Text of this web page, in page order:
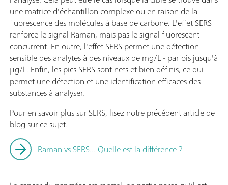
une matrice d'échantillon complexe ou en raison de la
fluorescence des molécules à base de carbone. L'effet SERS
renforce le signal Raman, mais pas le signal fluorescent
concurrent. En outre, l'effet SERS permet une détection
sensible des analytes à des niveaux de mg/L - parfois jusqu'à
µg/L. Enfin, les pics SERS sont nets et bien définis, ce qui
permet une détection et une identification efficaces des
substances à analyser.
Pour en savoir plus sur SERS, lisez notre précédent article de
blog sur ce sujet.
Raman vs SERS... Quelle est la différence ?